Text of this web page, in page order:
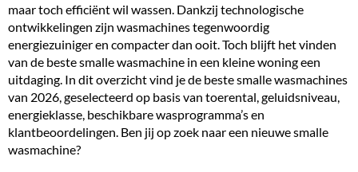
maar toch efficiënt wil wassen. Dankzij technologische
ontwikkelingen zijn wasmachines tegenwoordig
energiezuiniger en compacter dan ooit. Toch blijft het vinden
van de beste smalle wasmachine in een kleine woning een
uitdaging. In dit overzicht vind je de beste smalle wasmachines
van 2026, geselecteerd op basis van toerental, geluidsniveau,
energieklasse , beschikbare wasprogramma’s en
klantbeoordelingen. Ben jij op zoek naar een nieuwe smalle
wasmachine?